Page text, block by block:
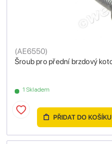
Šroub pro přední brzdový
(AE6550)
1 Skladem
PŘIDAT DO KOŠÍKU